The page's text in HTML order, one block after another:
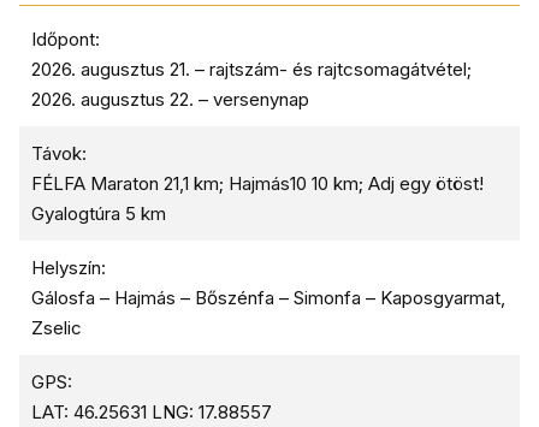
Időpont:
2026. augusztus 21. – rajtszám- és rajtcsomagátvétel;
2026. augusztus 22. – versenynap
Távok:
FÉLFA Maraton 21,1 km; Hajmás10 10 km; Adj egy ötöst!
Gyalogtúra 5 km
Helyszín:
Gálosfa – Hajmás – Bőszénfa – Simonfa – Kaposgyarmat,
Zselic
GPS:
LAT: 46.25631 LNG: 17.88557